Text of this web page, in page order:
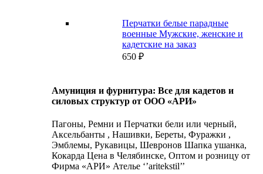
Перчатки белые парадные
военные Мужские, женские и
кадетские на заказ
650 ₽
Амуниция и фурнитура: Все для кадетов и
силовых структур от ООО «АРИ»
Пагоны, Ремни и Перчатки бели или черный,
Аксельбанты , Нашивки, Береты, Фуражки ,
Эмблемы, Рукавицы, Шевронов Шапка ушанка,
Кокарда Цена в Челябинске, Оптом и розницу от
Фирма «АРИ» Ателье ‘’aritekstil’’